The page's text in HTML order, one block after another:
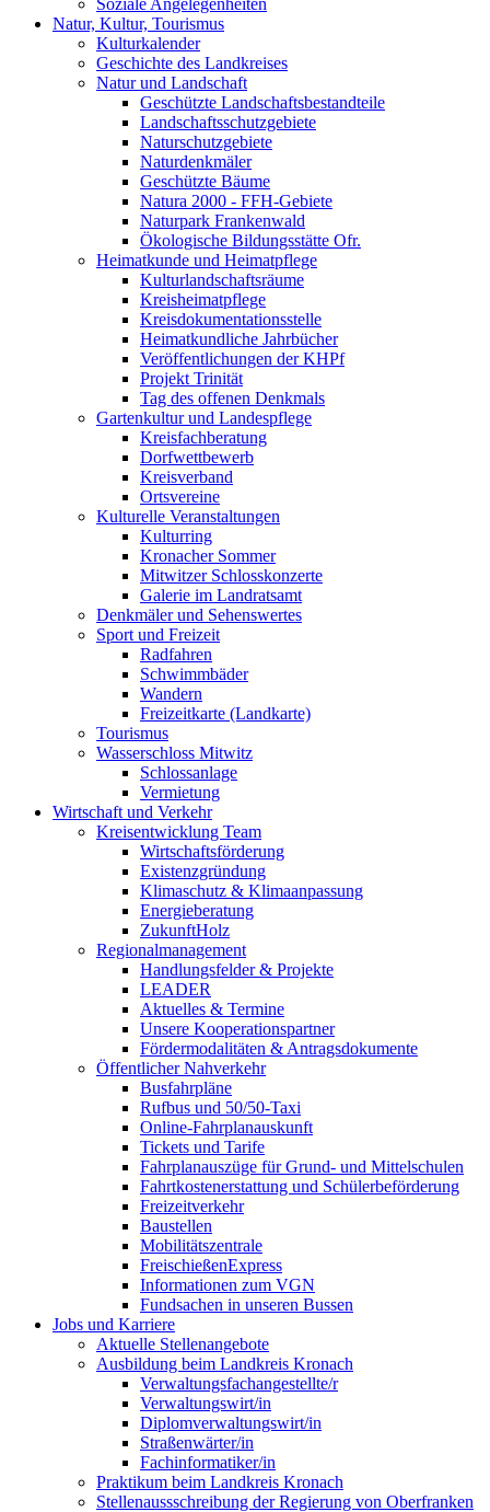
Soziale Angelegenheiten
Natur, Kultur, Tourismus
Kulturkalender
Geschichte des Landkreises
Natur und Landschaft
Geschützte Landschaftsbestandteile
Landschaftsschutzgebiete
Naturschutzgebiete
Naturdenkmäler
Geschützte Bäume
Natura 2000 - FFH-Gebiete
Naturpark Frankenwald
Ökologische Bildungsstätte Ofr.
Heimatkunde und Heimatpflege
Kulturlandschaftsräume
Kreisheimatpflege
Kreisdokumentationsstelle
Heimatkundliche Jahrbücher
Veröffentlichungen der KHPf
Projekt Trinität
Tag des offenen Denkmals
Gartenkultur und Landespflege
Kreisfachberatung
Dorfwettbewerb
Kreisverband
Ortsvereine
Kulturelle Veranstaltungen
Kulturring
Kronacher Sommer
Mitwitzer Schlosskonzerte
Galerie im Landratsamt
Denkmäler und Sehenswertes
Sport und Freizeit
Radfahren
Schwimmbäder
Wandern
Freizeitkarte (Landkarte)
Tourismus
Wasserschloss Mitwitz
Schlossanlage
Vermietung
Wirtschaft und Verkehr
Kreisentwicklung Team
Wirtschaftsförderung
Existenzgründung
Klimaschutz & Klimaanpassung
Energieberatung
ZukunftHolz
Regionalmanagement
Handlungsfelder & Projekte
LEADER
Aktuelles & Termine
Unsere Kooperationspartner
Fördermodalitäten & Antragsdokumente
Öffentlicher Nahverkehr
Busfahrpläne
Rufbus und 50/50-Taxi
Online-Fahrplanauskunft
Tickets und Tarife
Fahrplanauszüge für Grund- und Mittelschulen
Fahrtkostenerstattung und Schülerbeförderung
Freizeitverkehr
Baustellen
Mobilitätszentrale
FreischießenExpress
Informationen zum VGN
Fundsachen in unseren Bussen
Jobs und Karriere
Aktuelle Stellenangebote
Ausbildung beim Landkreis Kronach
Verwaltungsfachangestellte/r
Verwaltungswirt/in
Diplomverwaltungswirt/in
Straßenwärter/in
Fachinformatiker/in
Praktikum beim Landkreis Kronach
Stellenaussschreibung der Regierung von Oberfranken